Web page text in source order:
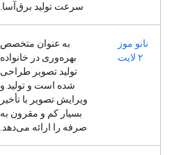
سرعت تولید برق‌آسا.
نانو موز
۲ لایت
به عنوان متخصص
بهره‌وری در خانواده
تولید تصویر طراحی
شده است و تولید و
ویرایش تصویر با تأخیر
بسیار کم و مقرون به
صرفه را ارائه می‌دهد.